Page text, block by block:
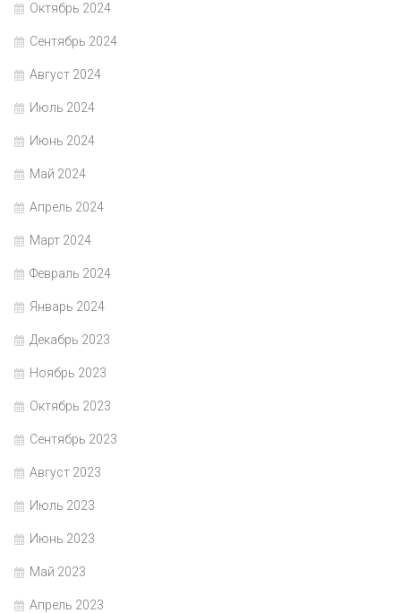
Октябрь 2024
Сентябрь 2024
Август 2024
Июль 2024
Июнь 2024
Май 2024
Апрель 2024
Март 2024
Февраль 2024
Январь 2024
Декабрь 2023
Ноябрь 2023
Октябрь 2023
Сентябрь 2023
Август 2023
Июль 2023
Июнь 2023
Май 2023
Апрель 2023